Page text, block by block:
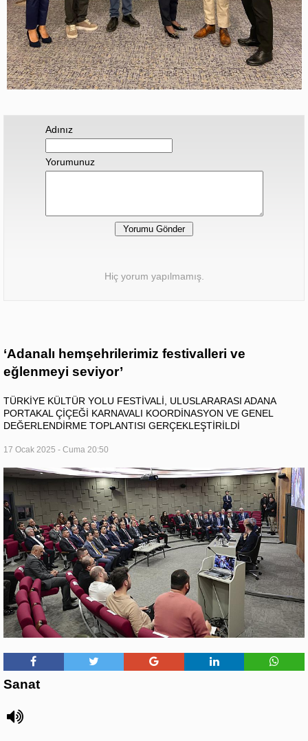
Adınız
Yorumunuz
Hiç yorum yapılmamış.
‘Adanalı hemşehrilerimiz festivalleri ve
eğlenmeyi seviyor’
TÜRKİYE KÜLTÜR YOLU FESTİVALİ, ULUSLARARASI ADANA
PORTAKAL ÇİÇEĞİ KARNAVALI KOORDİNASYON VE GENEL
DEĞERLENDİRME TOPLANTISI GERÇEKLEŞTİRİLDİ
17 Ocak 2025 - Cuma 20:50
Sanat